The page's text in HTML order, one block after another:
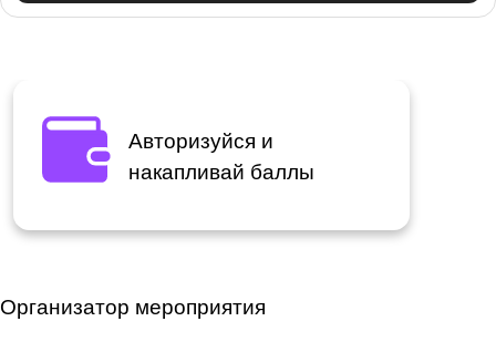
Авторизуйся и
накапливай баллы
Организатор мероприятия